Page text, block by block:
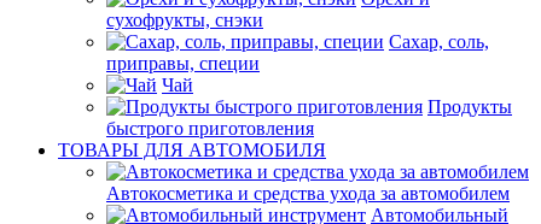
сухофрукты, снэки
Сахар, соль,
приправы, специи
Чай
Продукты
быстрого приготовления
ТОВАРЫ ДЛЯ АВТОМОБИЛЯ
Автокосметика и средства ухода за автомобилем
Автомобильный